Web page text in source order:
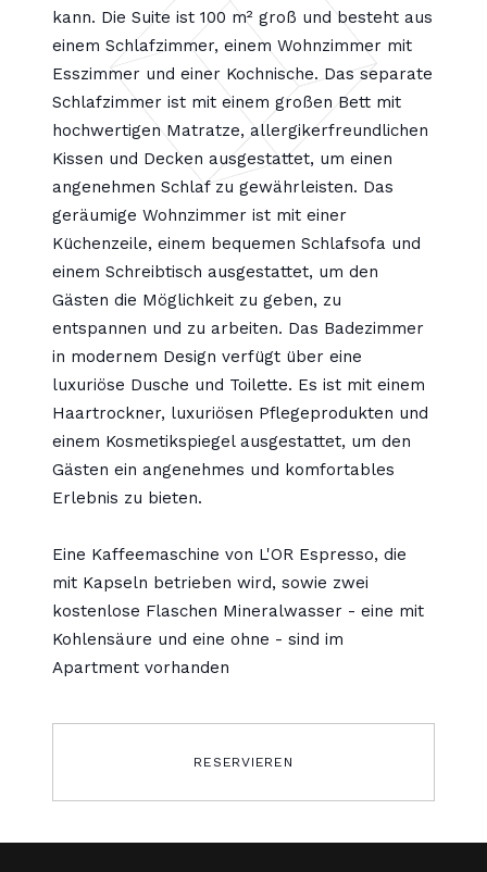
kann. Die Suite ist 100 m² groß und besteht aus
einem Schlafzimmer, einem Wohnzimmer mit
Esszimmer und einer Kochnische. Das separate
Schlafzimmer ist mit einem großen Bett mit
hochwertigen Matratze, allergikerfreundlichen
Kissen und Decken ausgestattet, um einen
angenehmen Schlaf zu gewährleisten. Das
geräumige Wohnzimmer ist mit einer
Küchenzeile, einem bequemen Schlafsofa und
einem Schreibtisch ausgestattet, um den
Gästen die Möglichkeit zu geben, zu
entspannen und zu arbeiten. Das Badezimmer
in modernem Design verfügt über eine
luxuriöse Dusche und Toilette. Es ist mit einem
Haartrockner, luxuriösen Pflegeprodukten und
einem Kosmetikspiegel ausgestattet, um den
Gästen ein angenehmes und komfortables
Erlebnis zu bieten.
Eine Kaffeemaschine von L'OR Espresso, die
mit Kapseln betrieben wird, sowie zwei
kostenlose Flaschen Mineralwasser - eine mit
Kohlensäure und eine ohne - sind im
Apartment vorhanden
RESERVIEREN